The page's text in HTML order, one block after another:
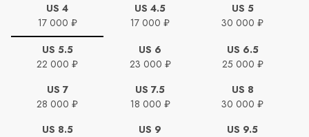
US 4
17 000 ₽
US 4.5
17 000 ₽
US 5
30 000 ₽
US 5.5
22 000 ₽
US 6
23 000 ₽
US 6.5
25 000 ₽
US 7
28 000 ₽
US 7.5
18 000 ₽
US 8
30 000 ₽
US 8.5
US 9
US 9.5